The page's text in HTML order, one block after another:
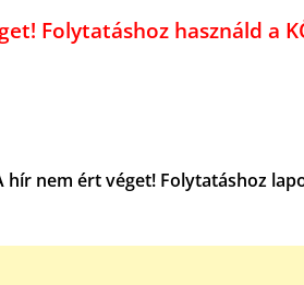
Folytatáshoz használd a
hír nem ért véget! Folytatáshoz